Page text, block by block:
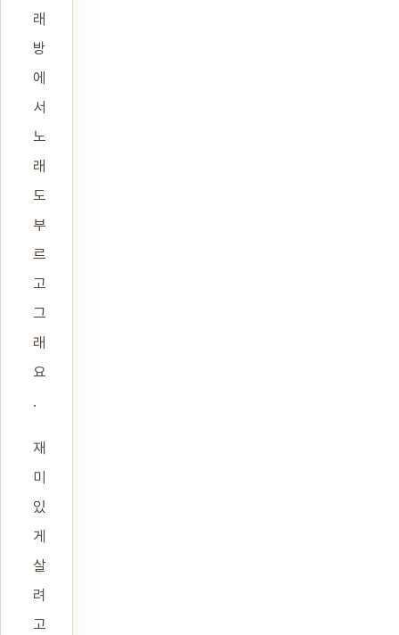
래
방
에
서
노
래
도
부
르
고
그
래
요
.
재
미
있
게
살
려
고